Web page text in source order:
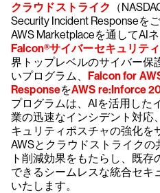
クラウドストライク
（
Security Incident Responseを
AWS Marketplaceを通してAI
Falcon®サイバーセキュリテ
界トップレベルのサイバー保
いプログラム、 Falcon for
ResponseをAWS re:Inforce
プログラムは、AIを活用した
業の迅速なインシデント対応
キュリティポスチャの強化を
AWSとクラウドストライク
ト削減効果をもたらし、既存
できるシームレスな統合セキ
いたします。